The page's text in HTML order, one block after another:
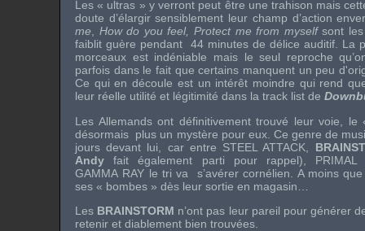
Les « ultras » y verront peut être une trahison mais
doute d’élargir sensiblement leur champ d’action
me
How do you feel, Protect me from myselfsont les
faiblit guère pendant 44 minutes de délice auditif. La
morceaux est indéniable mais le seul reproche
parfois dans le fait que certains manquent un peu
Ce qui en découle est un intérêt moindre qui rend
leur réelle utilité et légitimité dans la track list de
Les Allemands ont définitivement trouvé leur voie, le
désormais plus un mystère pour eux. Ce genre de
jours devant lui, car entre STEEL ATTACK,
Andy fait également parti pour rappel), PRIMAL
GAMMA RAY le tri va s’avérer cornélien. A moins
ses « bombes » dès leur sortie en magasin…
Les BRAINSTORM n’ont pas leur pareil pour générer
retenir et diablement bien trouvées.